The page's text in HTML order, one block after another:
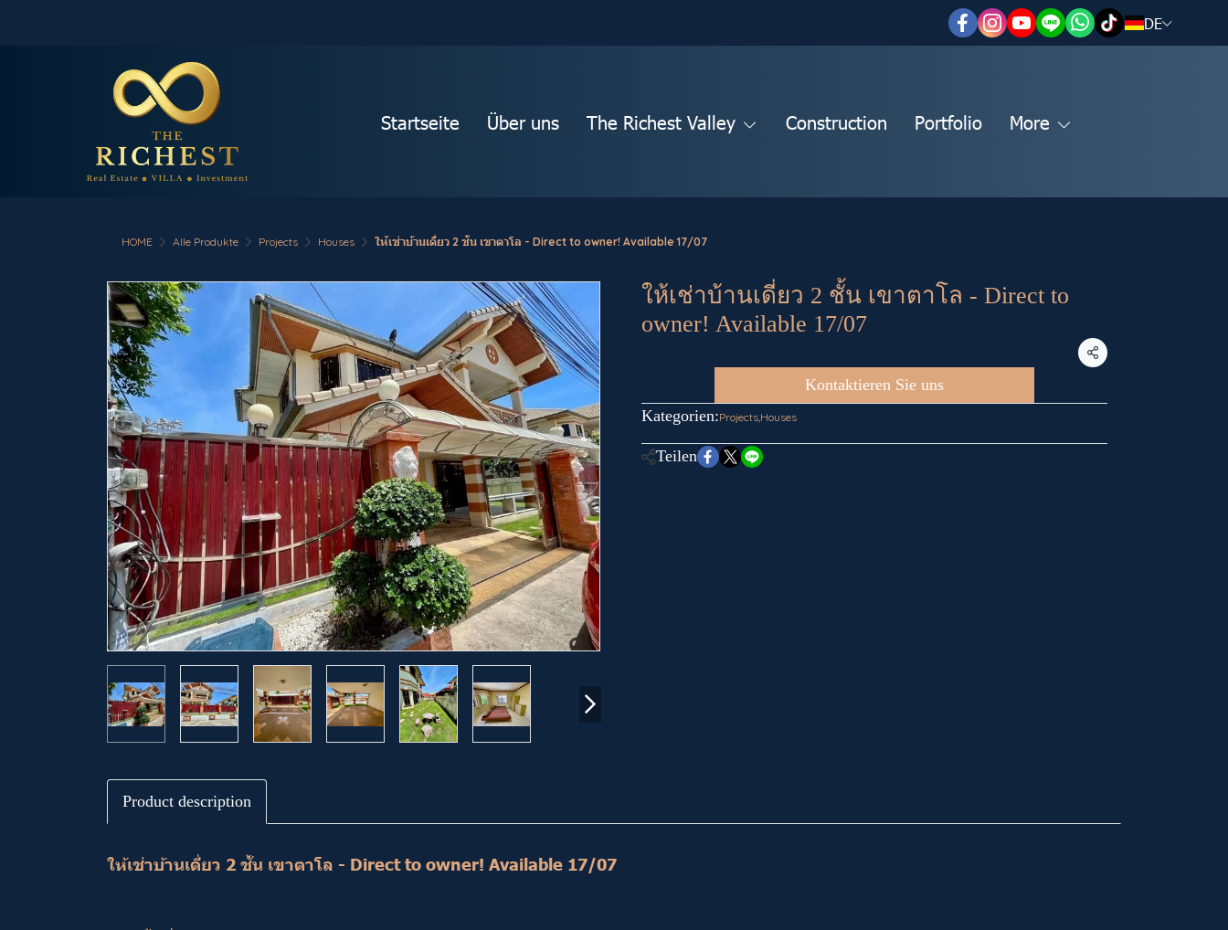
DE
Startseite Über uns The Richest Valley Construction Portfolio More
HOME Alle Produkte Projects Houses ให้เช่าบ้านเดี่ยว 2 ชั้น เขาตาโล - Direct to owner! Available 17/07
ให้เช่าบ้านเดี่ยว 2 ชั้น เขาตาโล - Direct to
owner! Available 17/07
Teilen
Kontaktieren Sie uns
Kategorien:Projects,Houses
Teilen
Product description
ให้เช่าบ้านเดี่ยว 2 ชั้น เขาตาโล - Direct to owner! Available 17/07